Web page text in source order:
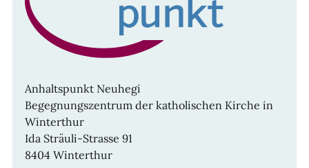
Anhaltspunkt Neuhegi
Begegnungszentrum der katholischen Kirche in
Winterthur
Ida Sträuli-Strasse 91
8404 Winterthur